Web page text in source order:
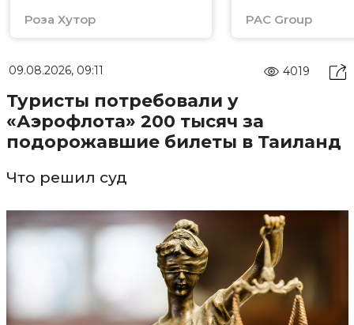
Роза Хутор PAC Group
09.08.2026, 09:11 4019
Туристы потребовали у
«Аэрофлота» 200 тысяч за
подорожавшие билеты в Таиланд
Что решил суд